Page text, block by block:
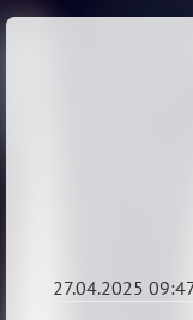
о
27.04.2025